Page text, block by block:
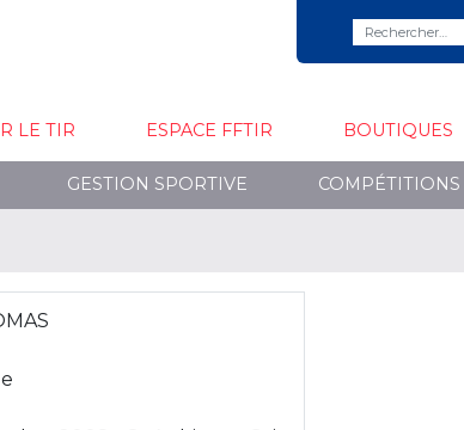
LE TIR ESPACE FFTIR BOUTIQUES
GESTION SPORTIVE COMPÉTITIONS